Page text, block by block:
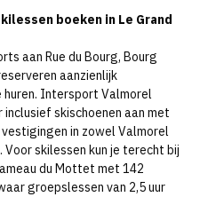
boeken in Le Grand
aan Rue du Bourg, Bourg
aanzienlijk
Intersport Valmorel
skischoenen aan met
in zowel Valmorel
Voor skilessen kun je terecht bij
du Mottet met 142
groepslessen van 2,5 uur